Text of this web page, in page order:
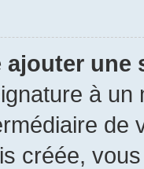
une
à un
créée,